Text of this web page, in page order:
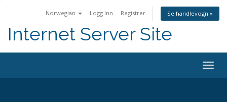
Norwegian Logg inn Registrer Se handlevogn »
Internet Server Site